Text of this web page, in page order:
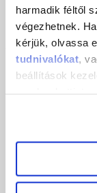
harmadik féltől
végezhetnek.
kérjük, olvassa
tudnivalókat ,
beállítások
nyomva csak a
A saját
biztonságos
jelenthet,
nem tud egyik
https://
sandbox-
https://